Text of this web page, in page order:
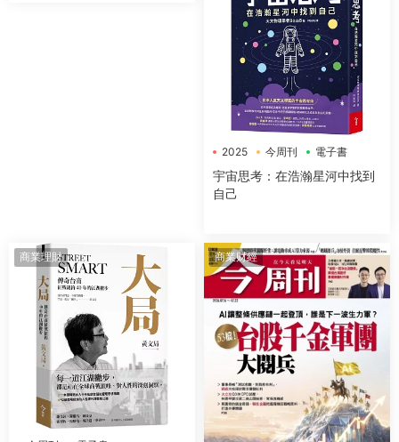
2025 今周刊 電子書
宇宙思考：在浩瀚星河中找到
自己
商業理財 商業财經